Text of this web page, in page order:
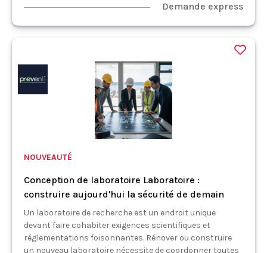
Demande express
NOUVEAUTÉ
Conception de laboratoire Laboratoire :
construire aujourd'hui la sécurité de demain
Un laboratoire de recherche est un endroit unique
devant faire cohabiter exigences scientifiques et
réglementations foisonnantes. Rénover ou construire
un nouveau laboratoire nécessite de coordonner toutes